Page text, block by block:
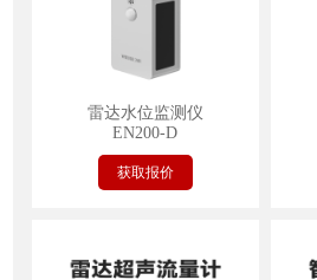
雷达水位监测仪
EN200-D
获取报价